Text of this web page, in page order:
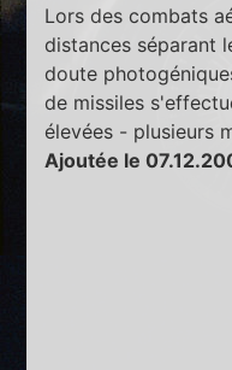
Lors des combats
distances séparant
doute
de missiles
élevées - plusieurs
Ajoutée le